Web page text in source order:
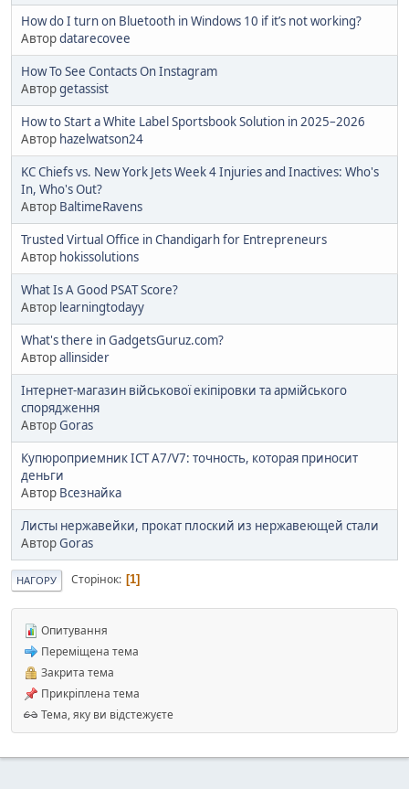
How do I turn on Bluetooth in Windows 10 if it’s not working?
Авторdatarecovee
How To See Contacts On Instagram
Авторgetassist
How to Start a White Label Sportsbook Solution in 2025–2026
Автор hazelwatson24
KC Chiefs vs. New York Jets Week 4 Injuries and Inactives: Who's
In, Who's Out?
Автор BaltimeRavens
Trusted Virtual Office in Chandigarh for Entrepreneurs
Автор hokissolutions
What Is A Good PSAT Score?
Автор learningtodayy
What's there in GadgetsGuruz.com?
Авторallinsider
Інтернет-магазин військової екіпіровки та армійського
спорядження
АвторGoras
Купюроприемник ICT A7/V7: точность, которая приносит
деньги
Автор Всезнайка
Листы нержавейки, прокат плоский из нержавеющей стали
АвторGoras
НАГОРУ Сторінок 1
Опитування
Переміщена тема
Закрита тема
Прикріплена тема
Тема, яку ви відстежуєте